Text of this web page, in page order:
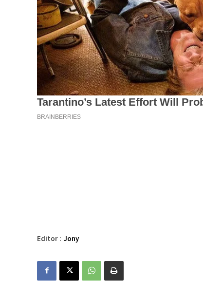
Editor : Jony